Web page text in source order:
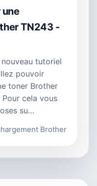
une
TN243 -
tutoriel
pouvoir
toner Brother
cela vous
su…
Brother